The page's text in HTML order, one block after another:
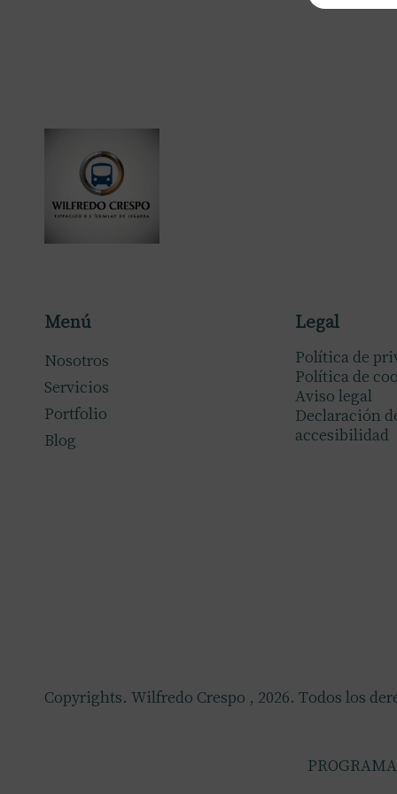
Menú
Nosotros
Servicios
Portfolio
Blog
Legal
Política de
Política de
Aviso legal
Declaración
accesibilidad
Copyrights. Wilfredo Crespo , 2026. Todos los